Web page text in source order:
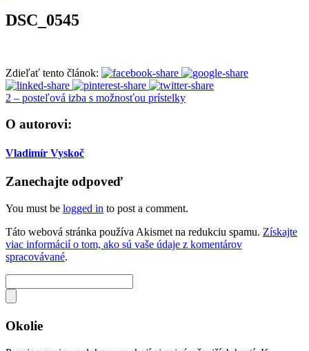
DSC_0545
Zdieľať tento článok:
2 – posteľová izba s možnosťou prístelky
O autorovi:
Vladimír Vyskoč
Zanechajte odpoveď
You must be logged in to post a comment.
Táto webová stránka používa Akismet na redukciu spamu. Získajte
viac informácií o tom, ako sú vaše údaje z komentárov
spracovávané.
Okolie